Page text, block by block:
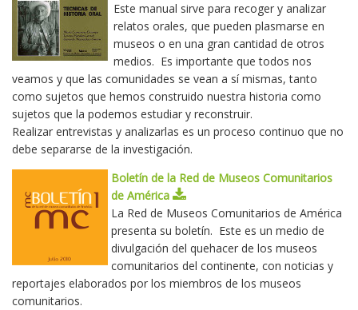
Este manual sirve para recoger y analizar
relatos orales, que pueden plasmarse en
museos o en una gran cantidad de otros
medios. Es importante que todos nos
veamos y que las comunidades se vean a sí mismas, tanto
como sujetos que hemos construido nuestra historia como
sujetos que la podemos estudiar y reconstruir.
Realizar entrevistas y analizarlas es un proceso continuo que no
debe separarse de la investigación.
Boletín de la Red de Museos Comunitarios
de América
La Red de Museos Comunitarios de América
presenta su boletín. Este es un medio de
divulgación del quehacer de los museos
comunitarios del continente, con noticias y
reportajes elaborados por los miembros de los museos
comunitarios.